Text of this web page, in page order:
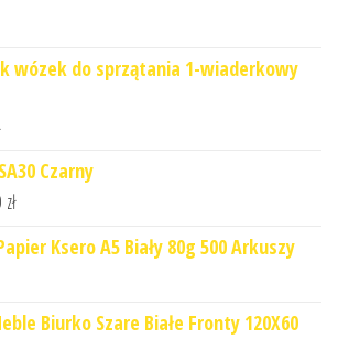
wózek do sprzątania 1-wiaderkowy
Czarny
zł
Ksero A5 Biały 80g 500 Arkuszy
Biurko Szare Białe Fronty 120X60